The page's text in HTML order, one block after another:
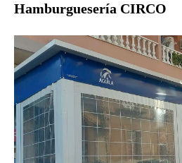
Hamburguesería CIRCO